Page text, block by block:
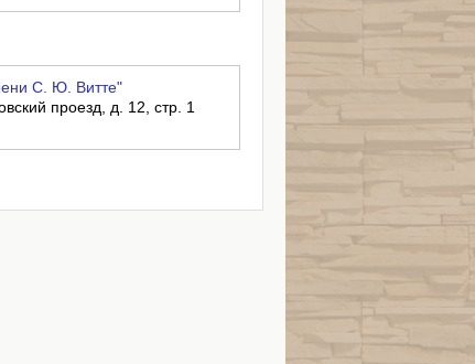
С. Ю. Витте"
проезд, д. 12, стр. 1